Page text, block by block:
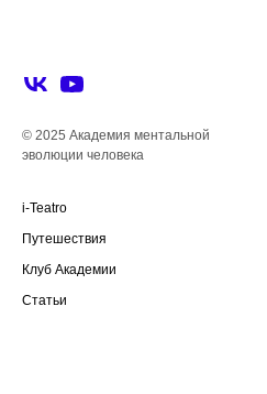
© 2025 Академия ментальной
эволюции человека
i-Teatro
Путешествия
Клуб Академии
Статьи